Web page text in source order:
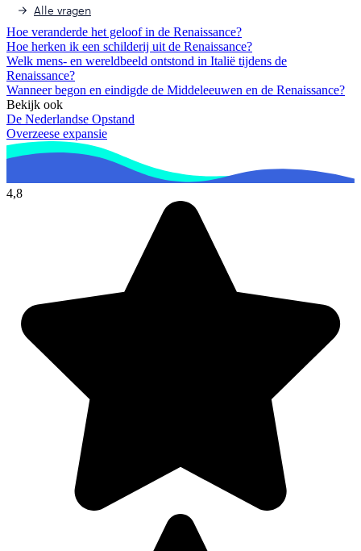
Alle vragen
Hoe veranderde het geloof in de Renaissance?
Hoe herken ik een schilderij uit de Renaissance?
Welk mens- en wereldbeeld ontstond in Italië tijdens de
Renaissance?
Wanneer begon en eindigde de Middeleeuwen en de Renaissance?
Bekijk ook
De Nederlandse Opstand
Overzeese expansie
4,8